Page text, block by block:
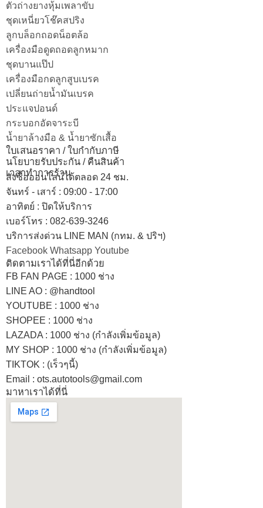
ตัวถ่างยางหุ้มเพลาขับ
ชุดเหนี่ยวโช๊คสปริง
ลูกบล็อกถอดน็อตล้อ
เครื่องมือดูดถอดลูกหมาก
ชุดบานแป๊ป
เครื่องมือกดลูกสูบเบรค
เปลี่ยนถ่ายน้ำมันเบรค
ประแจปอนด์
กระบอกอัดจาระบี
น้ำยาล้างมือ & น้ำยาซักเสื้อ
ใบเสนอราคา / ใบกำกับภาษี
นโยบายรับประกัน / คืนสินค้า
เวลาทำการร้าน
สั่งซื้อออนไลน์ได้ตลอด 24 ชม.
จันทร์ - เสาร์ : 09:00 - 17:00
อาทิตย์ : ปิดให้บริการ
เบอร์โทร : 082-639-3246
บริการส่งด่วน LINE MAN (กทม. & ปริฯ)
Facebook Whatsapp Youtube
ติดตามเราได้ที่นี่อีกด้วย
FB FAN PAGE : 1000 ช่าง
LINE AO : @handtool
YOUTUBE : 1000 ช่าง
SHOPEE : 1000 ช่าง
LAZADA : 1000 ช่าง (กำลังเพิ่มข้อมูล)
MY SHOP : 1000 ช่าง (กำลังเพิ่มข้อมูล)
TIKTOK : (เร็วๆนี้)
Email : ots.autotools@gmail.com
มาหาเราได้ที่นี่